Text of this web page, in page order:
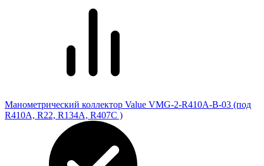
Манометрический коллектор Value VMG-2-R410A-B-03 (под
R410A, R22, R134A, R407C )